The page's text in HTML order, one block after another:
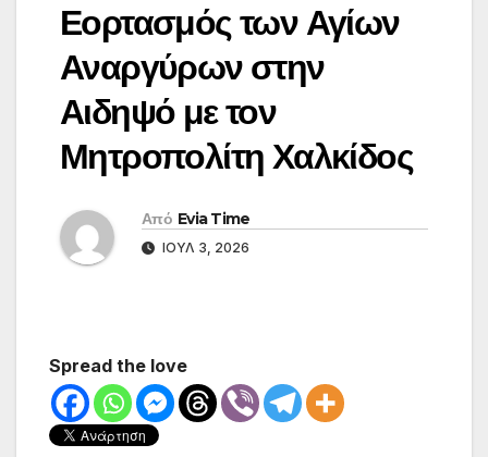
Εορτασμός των Αγίων
Αναργύρων στην
Αιδηψό με τον
Μητροπολίτη Χαλκίδος
Από Evia Time
ΙΟΎΛ 3, 2026
Spread the love